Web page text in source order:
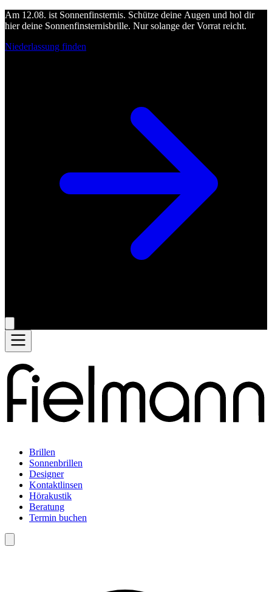
Am 12.08. ist Sonnenfinsternis. Schütze deine Augen und hol dir
hier deine Sonnenfinsternisbrille. Nur solange der Vorrat reicht.
Niederlassung finden
Brillen
Sonnenbrillen
Designer
Kontaktlinsen
Hörakustik
Beratung
Termin buchen